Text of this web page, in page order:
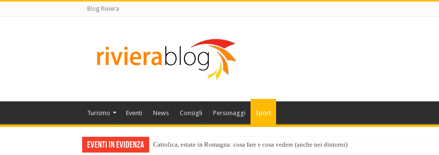
Blog Riviera
Turismo Eventi News Consigli Personaggi Sport
Eventi in Evidenza Cattolica, estate in Romagna: cosa fare e cosa vedere (anche nei dintorni)